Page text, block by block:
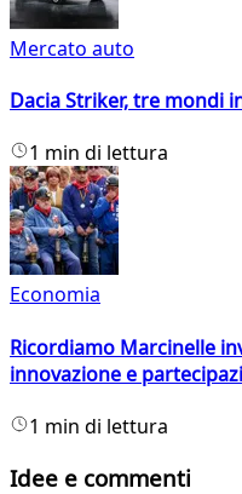
Mercato auto
Dacia Striker, tre mondi
1 min di lettura
Economia
Ricordiamo Marcinelle
innovazione e
1 min di lettura
Idee e commenti